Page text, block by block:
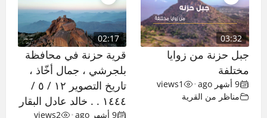
03:32
جبل حزنة من زوايا
مختلفة
9 أشهر ago •
1
views
مناظر من القرية
02:17
قرية حزنة في محافظة
بلجرشي ، جمال أخّاذ ،
تاريخ التصوير ١٢ / ٥ /
١٤٤٤ . . خالد عادل البقار
9 أشهر ago •
2
views